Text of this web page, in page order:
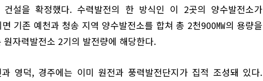
건설을 확정했다. 수력발전의 한 방식인 이 2곳의 양수발전소가
기존 예천과 청송 지역 양수발전소를 합쳐 총 2천900㎿의 용량을
자력발전소 2기의 발전량에 해당한다.
영덕, 경주에는 이미 원전과 풍력발전단지가 집적 조성돼 있다.